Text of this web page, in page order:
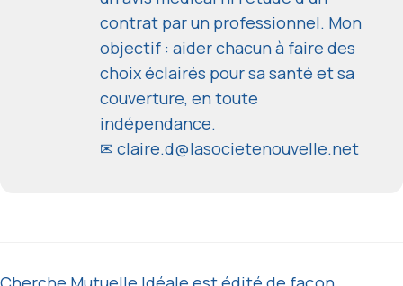
contrat par un professionnel. Mon
objectif : aider chacun à faire des
choix éclairés pour sa santé et sa
couverture, en toute
indépendance.
✉ claire.d@lasocietenouvelle.net